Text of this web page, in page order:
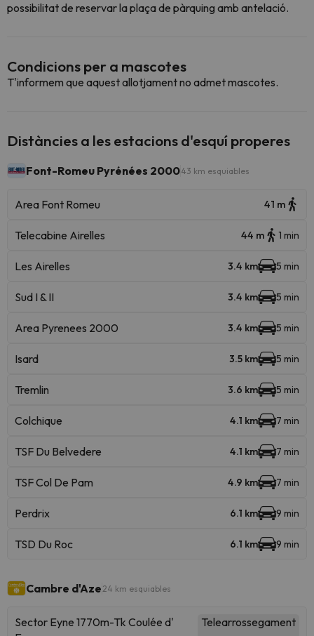
possibilitat de reservar la plaça de pàrquing amb antelació.
Condicions per a mascotes
T'informem que aquest allotjament no admet mascotes.
Distàncies a les estacions d'esquí properes
Font-Romeu Pyrénées 200043 km esquiables
Area Font Romeu 41 m
Telecabine Airelles 44 m 1 min
Les Airelles 3.4 km 5 min
Sud I & II 3.4 km 5 min
Area Pyrenees 2000 3.4 km 5 min
Isard 3.5 km 5 min
Tremlin 3.6 km 5 min
Colchique 4.1 km 7 min
TSF Du Belvedere 4.1 km 7 min
TSF Col De Pam 4.9 km 7 min
Perdrix 6.1 km 9 min
TSD Du Roc 6.1 km 9 min
Cambre d'Aze 24 km esquiables
Sector Eyne 1770m-Tk Coulée d'
Telearrossegament